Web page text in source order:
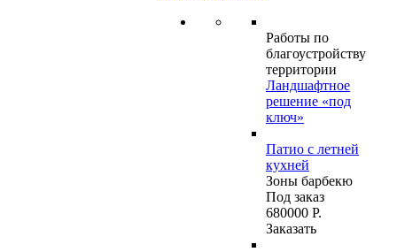
Работы по
благоустройству
территории
Ландшафтное
решение «под
ключ»
Патио с летней
кухней
Зоны барбекю
Под заказ
680000 Р.
Заказать